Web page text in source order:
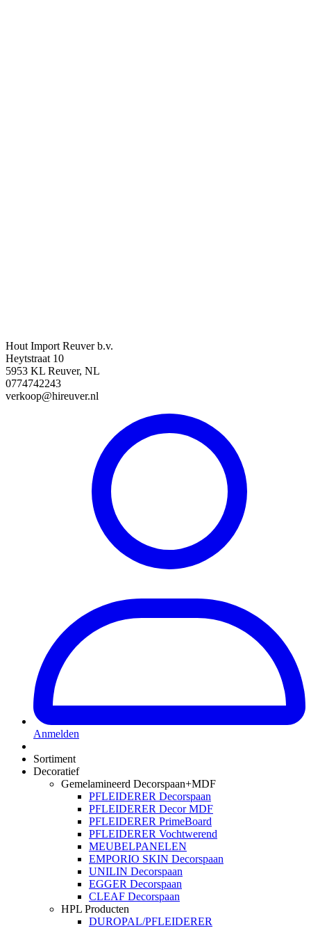
Hout Import Reuver b.v.
Heytstraat 10
5953 KL Reuver, NL
0774742243
verkoop@hireuver.nl
Anmelden
Sortiment
Decoratief
Gemelamineerd Decorspaan+MDF
PFLEIDERER Decorspaan
PFLEIDERER Decor MDF
PFLEIDERER PrimeBoard
PFLEIDERER Vochtwerend
MEUBELPANELEN
EMPORIO SKIN Decorspaan
UNILIN Decorspaan
EGGER Decorspaan
CLEAF Decorspaan
HPL Producten
DUROPAL/PFLEIDERER